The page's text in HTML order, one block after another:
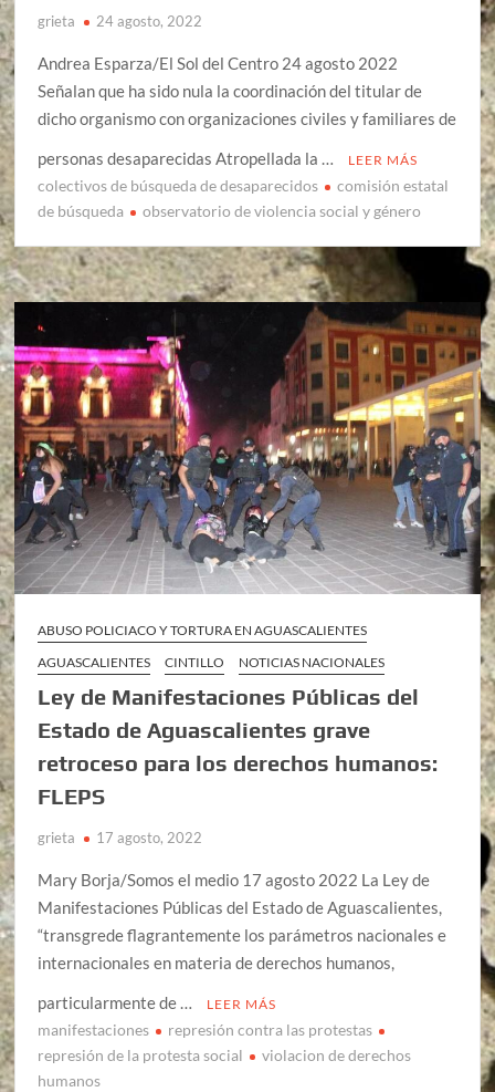
grieta 24 agosto, 2022
Andrea Esparza/El Sol del Centro 24 agosto 2022
Señalan que ha sido nula la coordinación del titular de
dicho organismo con organizaciones civiles y familiares de
personas desaparecidas Atropellada la …
LEER MÁS
colectivos de búsqueda de desaparecidos
comisión estatal
de búsqueda
observatorio de violencia social y género
ABUSO POLICIACO Y TORTURA EN AGUASCALIENTES
AGUASCALIENTES
CINTILLO NOTICIAS NACIONALES
Ley de Manifestaciones Públicas del
Estado de Aguascalientes grave
retroceso para los derechos humanos:
FLEPS
grieta 17 agosto, 2022
Mary Borja/Somos el medio 17 agosto 2022 La Ley de
Manifestaciones Públicas del Estado de Aguascalientes,
“transgrede flagrantemente los parámetros nacionales e
internacionales en materia de derechos humanos,
particularmente de …
LEER MÁS
manifestaciones
represión contra las protestas
represión de la protesta social
violacion de derechos
humanos